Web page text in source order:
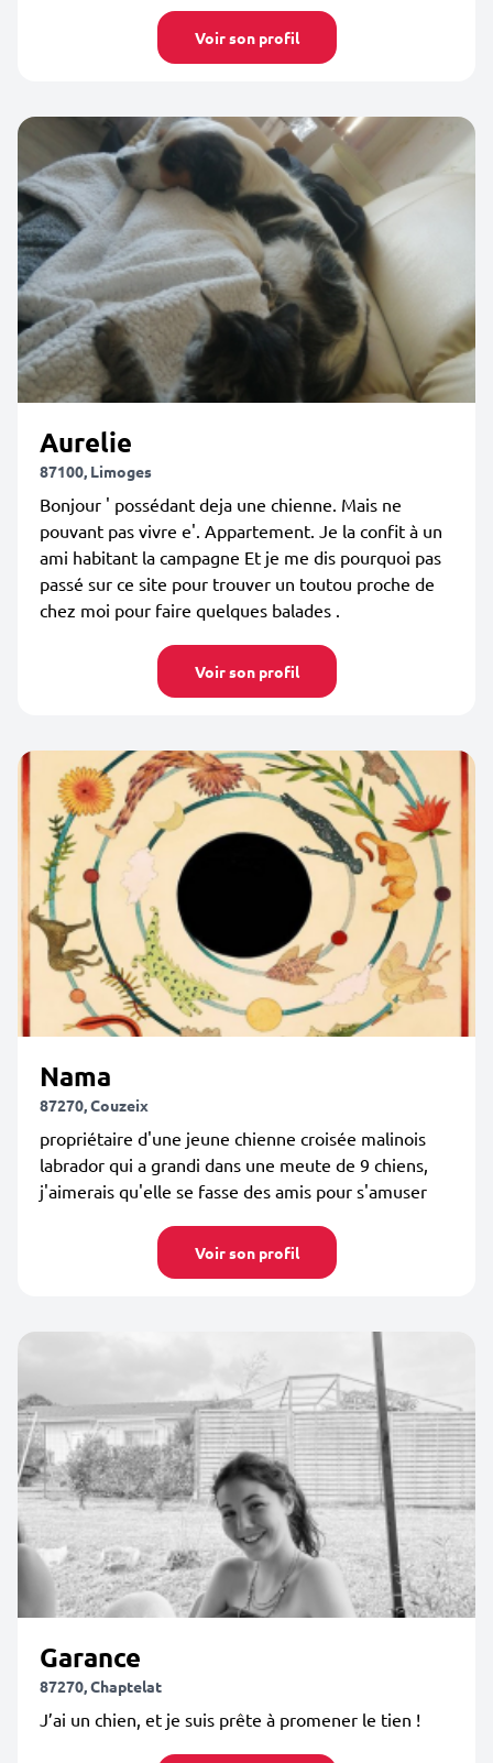
Voir son profil
Aurelie
87100, Limoges
Bonjour ' possédant deja une chienne. Mais ne
pouvant pas vivre e'. Appartement. Je la confit à un
ami habitant la campagne Et je me dis pourquoi pas
passé sur ce site pour trouver un toutou proche de
chez moi pour faire quelques balades .
Voir son profil
Nama
87270, Couzeix
propriétaire d'une jeune chienne croisée malinois
labrador qui a grandi dans une meute de 9 chiens,
j'aimerais qu'elle se fasse des amis pour s'amuser
Voir son profil
Garance
87270, Chaptelat
J’ai un chien, et je suis prête à promener le tien !